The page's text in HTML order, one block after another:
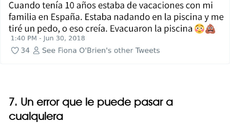
7. Un error que le puede pasar a
cualquiera